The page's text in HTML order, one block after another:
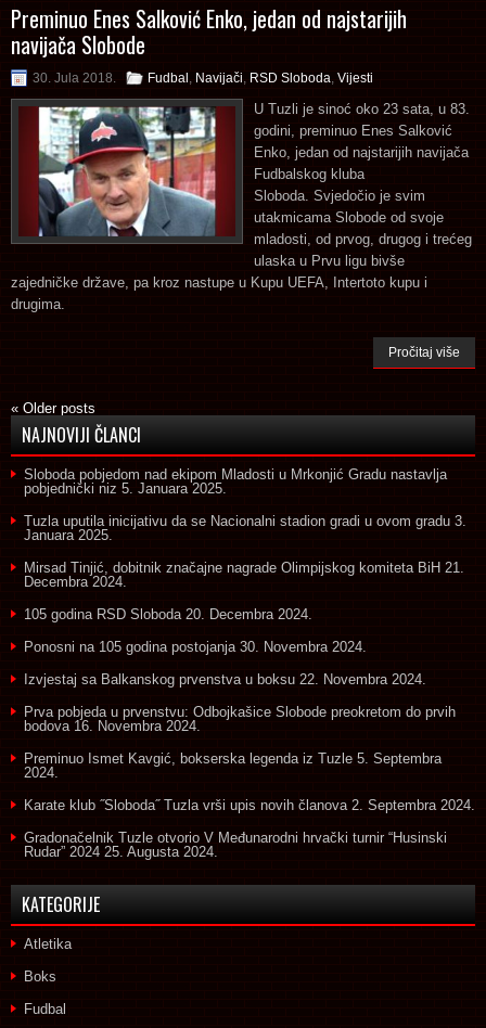
Preminuo Enes Salković Enko, jedan od najstarijih
navijača Slobode
30. Jula 2018. Fudbal Navijači RSD Sloboda Vijesti
U Tuzli je sinoć oko 23 sata, u 83.
godini, preminuo Enes Salković
Enko, jedan od najstarijih navijača
Fudbalskog kluba
Sloboda. Svjedočio je svim
utakmicama Slobode od svoje
mladosti, od prvog, drugog i trećeg
ulaska u Prvu ligu bivše
zajedničke države, pa kroz nastupe u Kupu UEFA, Intertoto kupu i
drugima.
Pročitaj više
« Older posts
NAJNOVIJI ČLANCI
Sloboda pobjedom nad ekipom Mladosti u Mrkonjić Gradu nastavlja
pobjednički niz 5. Januara 2025.
Tuzla uputila inicijativu da se Nacionalni stadion gradi u ovom gradu 3.
Januara 2025.
Mirsad Tinjić, dobitnik značajne nagrade Olimpijskog komiteta BiH 21.
Decembra 2024.
105 godina RSD Sloboda 20. Decembra 2024.
Ponosni na 105 godina postojanja 30. Novembra 2024.
Izvjestaj sa Balkanskog prvenstva u boksu 22. Novembra 2024.
Prva pobjeda u prvenstvu: Odbojkašice Slobode preokretom do prvih
bodova 16. Novembra 2024.
Preminuo Ismet Kavgić, bokserska legenda iz Tuzle 5. Septembra
2024.
Karate klub ˝Sloboda˝ Tuzla vrši upis novih članova 2. Septembra 2024.
Gradonačelnik Tuzle otvorio V Međunarodni hrvački turnir “Husinski
Rudar” 2024 25. Augusta 2024.
KATEGORIJE
Atletika
Boks
Fudbal